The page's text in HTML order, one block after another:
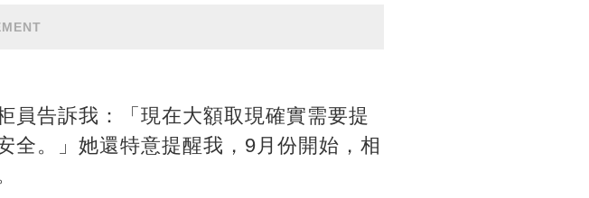
員告訴我：「現在大額取現確實需要提
全。」她還特意提醒我，9月份開始，相